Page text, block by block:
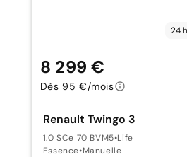
24
Renault Twingo 3
1.0 SCe 70 BVM5•Life
Essence•Manuelle
8 299 €
Dès 95 €/mois